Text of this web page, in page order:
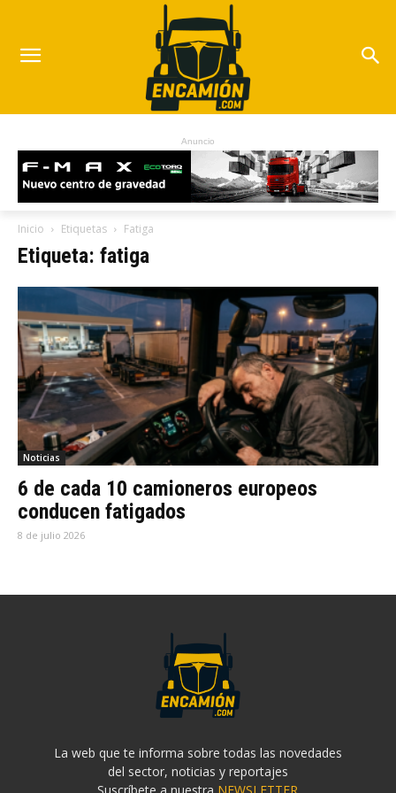
Anuncio
Inicio Etiquetas Fatiga
Etiqueta: fatiga
Noticias
6 de cada 10 camioneros europeos
conducen fatigados
8 de julio 2026
La web que te informa sobre todas las novedades
del sector, noticias y reportajes